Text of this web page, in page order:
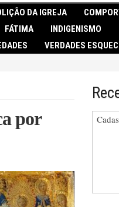
DA IGREJA
FÁTIMA INDIGENISMO
VERDADES
por